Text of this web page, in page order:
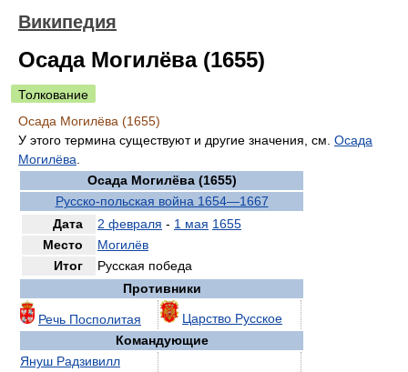
Википедия
Осада Могилёва (1655)
Толкование
Осада Могилёва (1655)
У этого термина существуют и другие значения, см. Осада
Могилёва
Осада Могилёва (1655)
Русско-польская война 1654—1667
Дата
2 февраля - 1 мая 1655
Место
Могилёв
Итог
Русская победа
Противники
Речь Посполитая
Царство Русское
Командующие
Януш Радзивилл